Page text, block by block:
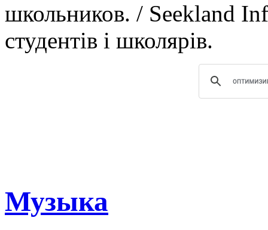
школьников. / Seekland
студентів і школярів.
Музыка